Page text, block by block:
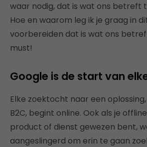
waar nodig, dat is wat ons betreft
Hoe en waarom leg ik je graag in
voorbereiden dat is wat ons
must!
Google is de start van
Elke zoektocht naar een oplossing,
B2C, begint online. Ook als je
product of dienst gewezen bent,
aangeslingerd om erin te gaan